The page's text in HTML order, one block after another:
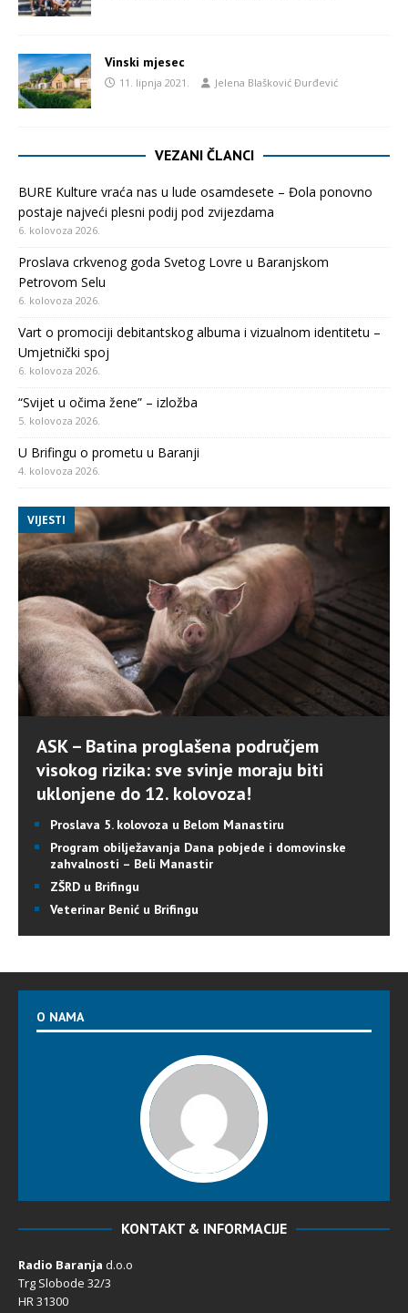
Vinski mjesec
11. lipnja 2021. Jelena Blašković Đurđević
VEZANI ČLANCI
BURE Kulture vraća nas u lude osamdesete – Đola ponovno
postaje najveći plesni podij pod zvijezdama
6. kolovoza 2026.
Proslava crkvenog goda Svetog Lovre u Baranjskom
Petrovom Selu
6. kolovoza 2026.
Vart o promociji debitantskog albuma i vizualnom identitetu –
Umjetnički spoj
6. kolovoza 2026.
“Svijet u očima žene” – izložba
5. kolovoza 2026.
U Brifingu o prometu u Baranji
4. kolovoza 2026.
VIJESTI
ASK – Batina proglašena područjem
visokog rizika: sve svinje moraju biti
uklonjene do 12. kolovoza!
Proslava 5. kolovoza u Belom Manastiru
Program obilježavanja Dana pobjede i domovinske
zahvalnosti – Beli Manastir
ZŠRD u Brifingu
Veterinar Benić u Brifingu
O NAMA
KONTAKT & INFORMACIJE
Radio Baranja d.o.o
Trg Slobode 32/3
HR 31300